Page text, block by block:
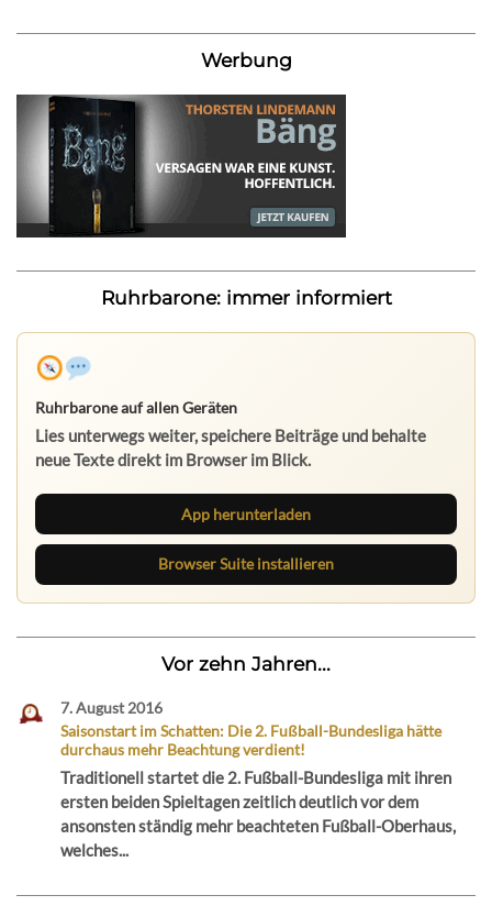
Werbung
Ruhrbarone: immer informiert
Ruhrbarone auf allen Geräten
Lies unterwegs weiter, speichere Beiträge und behalte
neue Texte direkt im Browser im Blick.
App herunterladen
Browser Suite installieren
Vor zehn Jahren...
7. August 2016
Saisonstart im Schatten: Die 2. Fußball-Bundesliga hätte
durchaus mehr Beachtung verdient!
Traditionell startet die 2. Fußball-Bundesliga mit ihren
ersten beiden Spieltagen zeitlich deutlich vor dem
ansonsten ständig mehr beachteten Fußball-Oberhaus,
welches...